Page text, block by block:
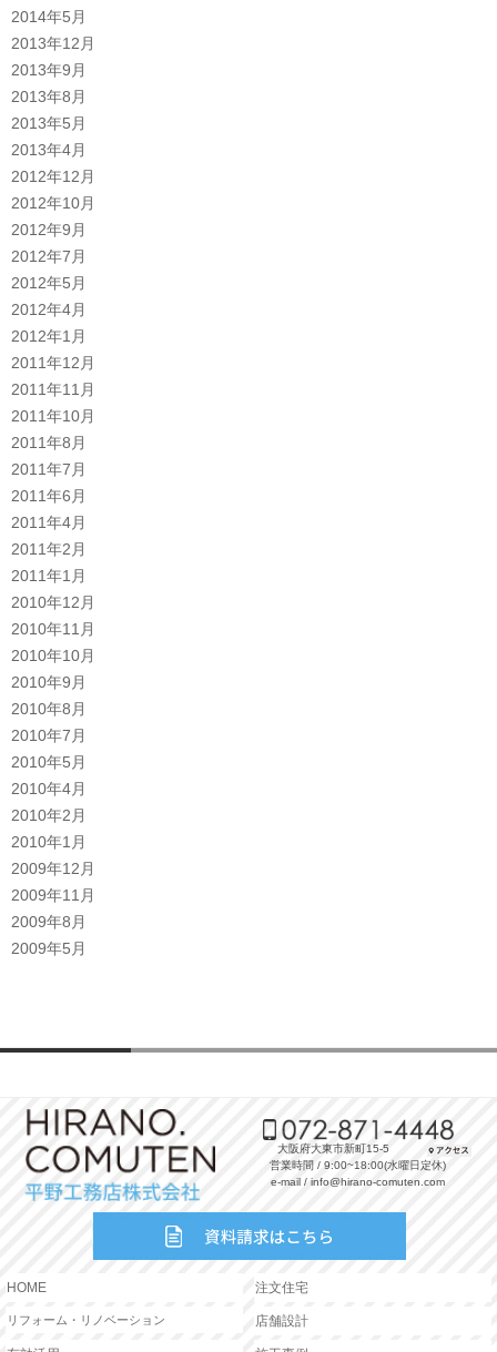
2014年5月
2013年12月
2013年9月
2013年8月
2013年5月
2013年4月
2012年12月
2012年10月
2012年9月
2012年7月
2012年5月
2012年4月
2012年1月
2011年12月
2011年11月
2011年10月
2011年8月
2011年7月
2011年6月
2011年4月
2011年2月
2011年1月
2010年12月
2010年11月
2010年10月
2010年9月
2010年8月
2010年7月
2010年5月
2010年4月
2010年2月
2010年1月
2009年12月
2009年11月
2009年8月
2009年5月
大阪府大東市新町15-5
営業時間 / 9:00~18:00(水曜日定休)
e-mail / info@hirano-comuten.com
HOME 注文住宅
リフォーム・リノベーション 店舗設計